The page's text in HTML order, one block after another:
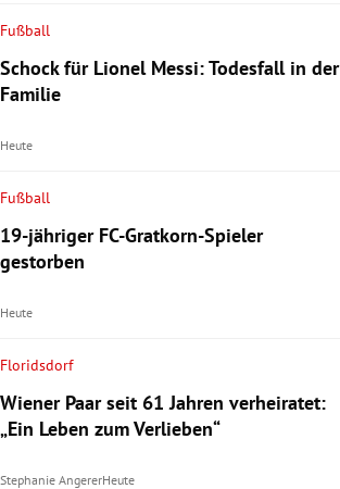
Fußball
Schock für Lionel Messi: Todesfall in der
Familie
Heute
Fußball
19-jähriger FC-Gratkorn-Spieler
gestorben
Heute
Floridsdorf
Wiener Paar seit 61 Jahren verheiratet:
„Ein Leben zum Verlieben“
Stephanie AngererHeute